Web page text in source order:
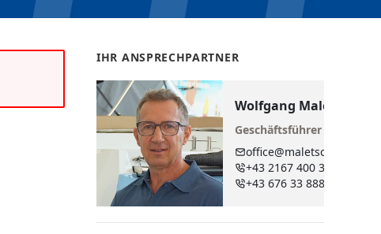
IHR ANSPRECHPARTNER
Wolfgang Maletschek
Geschäftsführer
office@maletschek.at
+43 2167 400 38 - 250
+43 676 33 888 89